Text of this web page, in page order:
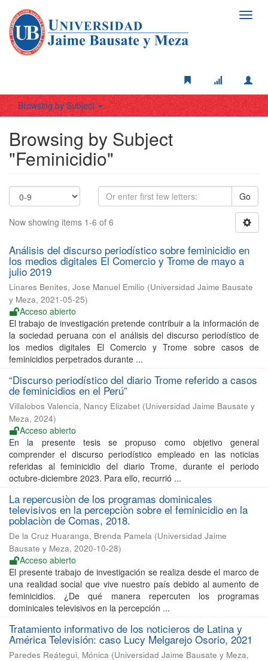
Browsing by Subject
Browsing by Subject
"Feminicidio"
Go
Now showing items 1-6 of 6
Análisis del discurso periodístico sobre feminicidio en
los medios digitales El Comercio y Trome de mayo a
julio 2019
Linares Benites, Jose Manuel Emilio (Universidad Jaime Bausate
y Meza, 2021-05-25)
Acceso abierto
El trabajo de investigación pretende contribuir a la información de
la sociedad peruana con el análisis del discurso periodístico de
los medios digitales El Comercio y Trome sobre casos de
feminicidios perpetrados durante ...
“Discurso periodístico del diario Trome referido a casos
de feminicidios en el Perú”
Villalobos Valencia, Nancy Elizabet (Universidad Jaime Bausate y
Meza, 2024)
Acceso abierto
En la presente tesis se propuso como objetivo general
comprender el discurso periodístico empleado en las noticias
referidas al feminicidio del diario Trome, durante el periodo
octubre-diciembre 2023. Para ello, recurrió ...
La repercusiòn de los programas dominicales
televisivos en la percepciòn sobre el feminicidio en la
poblaciòn de Comas, 2018.
De la Cruz Huaranga, Brenda Pamela (Universidad Jaime
Bausate y Meza, 2020-10-28)
Acceso abierto
El presente trabajo de investigación se realiza desde el marco de
una realidad social que vive nuestro país debido al aumento de
feminicidios. ¿De qué manera repercuten los programas
dominicales televisivos en la percepción ...
Tratamiento informativo de los noticieros de Latina y
América Televisión: caso Lucy Melgarejo Osorio, 2021
Paredes Reátegui, Mónica (Universidad Jaime Bausate y Meza,